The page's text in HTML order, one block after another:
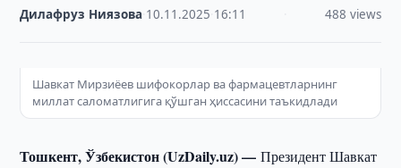
Дилафруз Ниязова 10.11.2025 16:11 488 views
Шавкат Мирзиёев шифокорлар ва фармацевтларнинг
миллат саломатлигига қўшган ҳиссасини таъкидлади
Тошкент, Ўзбекистон (UzDaily.uz) —Президент Шавкат